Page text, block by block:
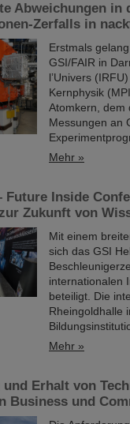
Abweichungen in
Zerfalls in
Erstmals
GSI/FAIR in
l’Univers
Kernphysik
Atomkern, dem
Messungen an
Mehr »
Future Inside
Zukunft von
Mit einem
sich das GSI
internationalen
beteiligt. Die
Rheingoldhalle
Mehr »
Erhalt von
Business und